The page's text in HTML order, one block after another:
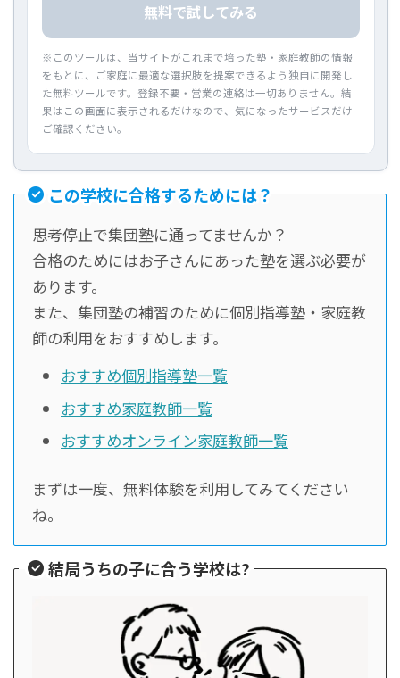
無料で試してみる
※このツールは、当サイトがこれまで培った塾・家庭教師の情報
をもとに、ご家庭に最適な選択肢を提案できるよう独自に開発し
た無料ツールです。登録不要・営業の連絡は一切ありません。結
果はこの画面に表示されるだけなので、気になったサービスだけ
ご確認ください。
この学校に合格するためには？
思考停止で集団塾に通ってませんか？
合格のためにはお子さんにあった塾を選ぶ必要が
あります。
また、集団塾の補習のために個別指導塾・家庭教
師の利用をおすすめします。
おすすめ個別指導塾一覧
おすすめ家庭教師一覧
おすすめオンライン家庭教師一覧
まずは一度、無料体験を利用してみてください
ね。
結局うちの子に合う学校は?